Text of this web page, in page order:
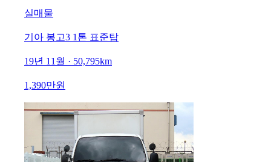
실매물
기아 봉고3 1톤 표준탑
19년 11월 · 50,795km
1,390만원